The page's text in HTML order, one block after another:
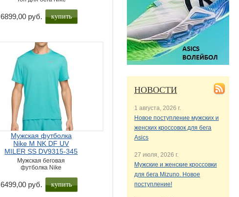
6899,00 руб. купить
Мужская футболка
Nike M NK DF UV
MILER SS DV9315-345
Мужская беговая
футболка Nike
6499,00 руб. купить
НОВОСТИ
1 августа, 2026 г.
Новое поступление мужских и
женских кроссовок для бега
Asics
27 июля, 2026 г.
Мужские и женские кроссовки
для бега Mizuno. Новое
поступление!